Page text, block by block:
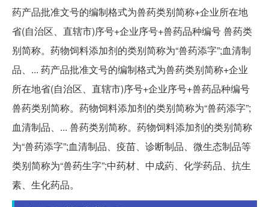
药产品批准文号的编制格式为兽药类别简称+企业所在地
省(自治区、直辖市)序号+企业序号+兽药品种编号 兽药类
别简称。药物饲料添加剂的类别简称为“兽药添字”;血清制
品、... 药产品批准文号的编制格式为兽药类别简称+企业
所在地省(自治区、直辖市)序号+企业序号+兽药品种编号
兽药类别简称。药物饲料添加剂的类别简称为“兽药添字”;
血清制品、... 兽药类别简称。药物饲料添加剂的类别简称
为“兽药添字”;血清制品、疫苗、诊断制品、微生态制品等
类别简称为“兽药生字”;中药材、中成葯、化学药品、抗生
素、生化药品。